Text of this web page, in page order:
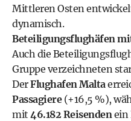
Mittleren Osten
dynamisch.
Beteiligungsflughäfen
Auch die
Gruppe verzeichneten
DerFlughafen Malta
Passagiere(+16,5 %),
mit 46.182 Reisendenein